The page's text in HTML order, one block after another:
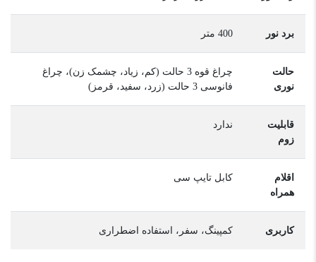
برد نور 400 متر
حالت
نوری
چراغ قوه 3 حالت (کم، زیاد، چشمک زن)، چراغ
فانوسی 3 حالت (زرد، سفید، قرمز)
قابلیت
زوم
ندارد
اقلام
همراه
کابل تایپ سی
کاربری کمپینگ، سفر، استفاده اضطراری